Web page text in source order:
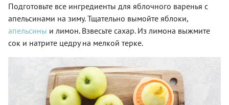
Подготовьте все ингредиенты для яблочного варенья с
апельсинами на зиму. Тщательно вымойте яблоки,
апельсины и лимон. Взвесьте сахар. Из лимона выжмите
сок и натрите цедру на мелкой терке.